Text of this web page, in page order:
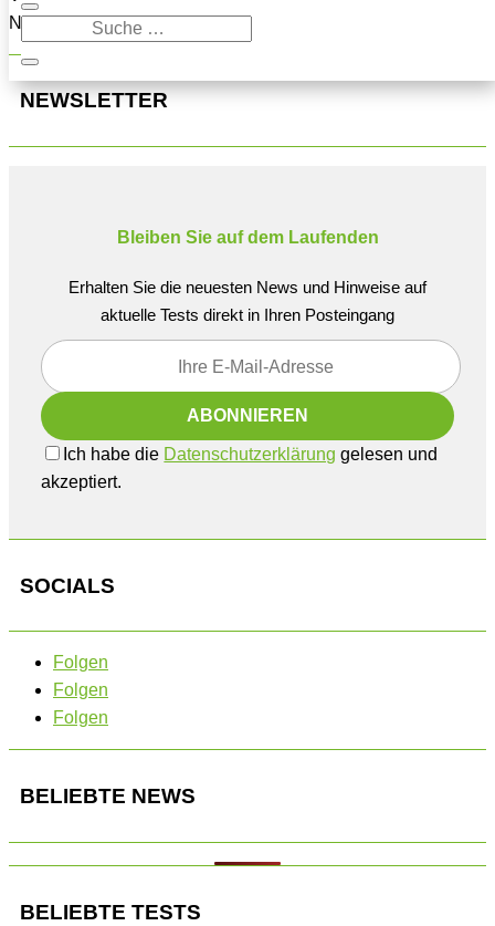
Navigation oben, um den Beitrag zu finden.
NEWSLETTER
Bleiben Sie auf dem Laufenden
Erhalten Sie die neuesten News und Hinweise auf
aktuelle Tests direkt in Ihren Posteingang
Ich habe die Datenschutzerklärung gelesen und
akzeptiert.
SOCIALS
Folgen
Folgen
Folgen
BELIEBTE NEWS
BELIEBTE TESTS